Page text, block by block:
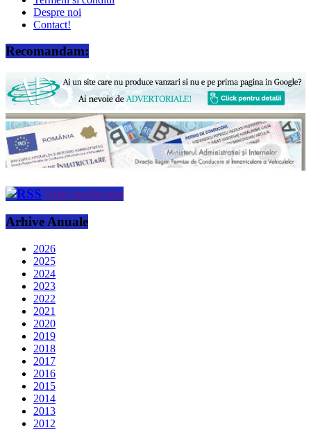
Despre noi
Contact!
Recomandam:
Stiri preferate
Arhive Anuale
2026
2025
2024
2023
2022
2021
2020
2019
2018
2017
2016
2015
2014
2013
2012